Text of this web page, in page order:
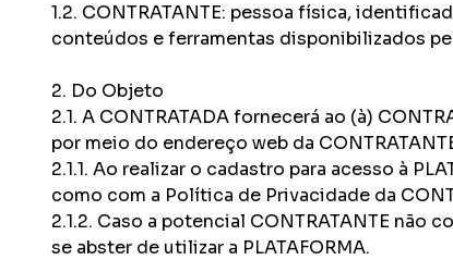
1.2. CONTRATANTE: pessoa física,
conteúdos e ferramentas disponibilizados
2. Do Objeto
2.1. A CONTRATADA fornecerá ao (à)
por meio do endereço web da
2.1.1. Ao realizar o cadastro para acesso à
como com a Política de Privacidade da
2.1.2. Caso a potencial CONTRATANTE não
se abster de utilizar a PLATAFORMA.